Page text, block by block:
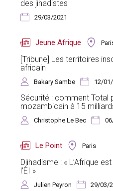
des jihadistes
29/03/2021
Jeune Afrique
[Tribune] Les territoires
africain
Bakary Sambe 12/
Sécurité : comment
mozambicain à 15
Christophe Le Bec
Le Point Paris
Djihadisme : « L’Afrique
l’EI »
Julien Peyron 29/03/